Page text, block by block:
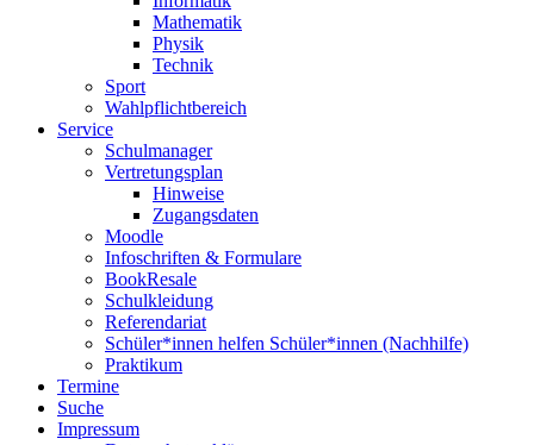
Mathematik
Physik
Technik
Sport
Wahlpflichtbereich
Service
Schulmanager
Vertretungsplan
Hinweise
Zugangsdaten
Moodle
Infoschriften & Formulare
BookResale
Schulkleidung
Referendariat
Schüler*innen helfen Schüler*innen (Nachhilfe)
Praktikum
Termine
Suche
Impressum